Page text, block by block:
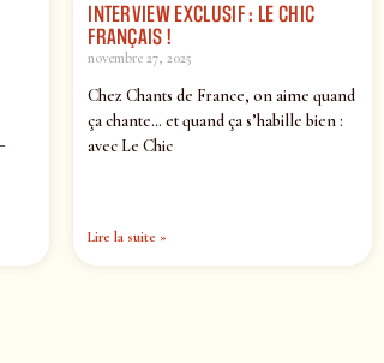
INTERVIEW EXCLUSIF : LE CHIC
FRANÇAIS !
novembre 27, 2025
Chez Chants de France, on aime quand
ça chante… et quand ça s’habille bien :
avec Le Chic
Lire la suite »